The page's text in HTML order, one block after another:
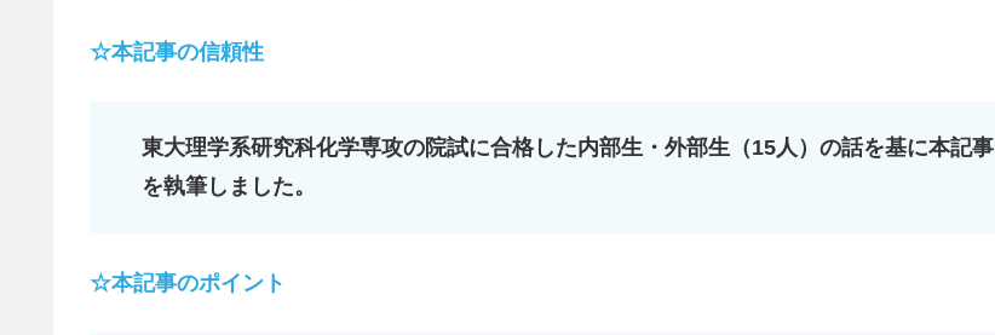
☆本記事の信頼性
東大理学系研究科化学専攻の院試に合格した内部生・外部生（15人）の話を基に本記事
を執筆しました。
☆本記事のポイント